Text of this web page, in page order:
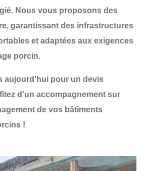
Nous vous proposons des
, garantissant des infrastructures
et adaptées aux exigences
porcin.
aujourd'hui pour un devis
d'un accompagnement sur
de vos bâtiments
!